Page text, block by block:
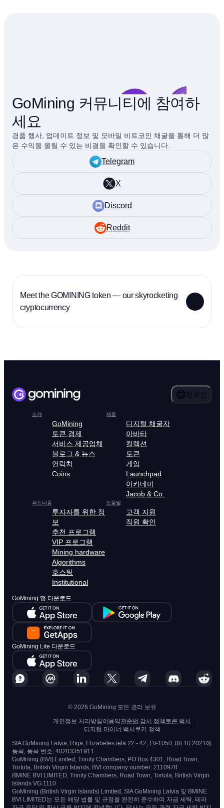
Meet the GOMINING token — our skyrocketing
cryptocurrency
GoMining 커뮤니티에 참여하
세요
경품 행사, 업데이트 정보 및 모바일 비트코인 채굴을 통해 더 많
은 수익을 올릴 수 있는 비결을 확인할 수 있습니다.
Telegram
X
Discord
Reddit
한국인
소개
GoMining
토큰 경제
서비스 제공업체
블로그 & 뉴스
연락처
Coins
제품
디지털 채굴자
아바타
컬렉션
토큰
게임
Launchpad
아카데미
Jacob & Co.
파트너용
투자자를 위한 정
보
추천 프로그램
VIP 프로그램
Mining hardware
Algorithms
호스팅
Institutional
도움말
고객 지원
직원 확인
GoMining 앱 다운로드
GoMining Lite 다운로드
© 2026 GoMining 모든 권리 보유
개인정보 처리방침 이용약관준법 감시 정책 토큰 백서
디지털 마이너 백서 쿠키 정책
SIA GoMining Latvia, Rīga, Elizabetes iela 22 - 42, LV-1050, 08.10.2021에
등록, 등록 번호: 40203351911
GoMining (BVI) Limited, Trinity Chambers, PO Box 4301, Road Town,
Tortola, British Virgin Islands, BVI company number: 2110978
BMINE BVI LIMITED, Trinity Chambers, Road Town, Tortola, British Virgin
Islands VG 1110
GoMining (British Virgin Islands) Limited, SIA GoMining Latvia 및 BMINE
BVI LIMITED는 모든 해당 법률 및 규정을 완전히 준수하며 자금 세탁, 테러